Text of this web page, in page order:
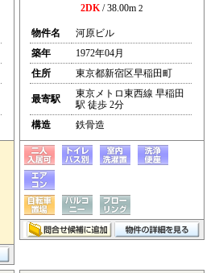
2DK/ 38.00m 2
物件名
河原ビル
築年
1972年04月
住所
東京都新宿区早稲田町
最寄駅
東京メトロ東西線 早稲田
駅 徒歩 2分
構造
鉄骨造